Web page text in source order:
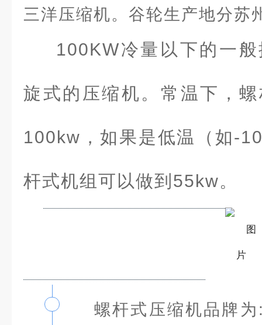
三洋压缩机。谷轮生产地分苏
100KW冷量以下的一
旋式的压缩机。常温下，
100kw，如果是低温（如-
杆式机组可以做到55kw。
螺杆式压缩机品牌